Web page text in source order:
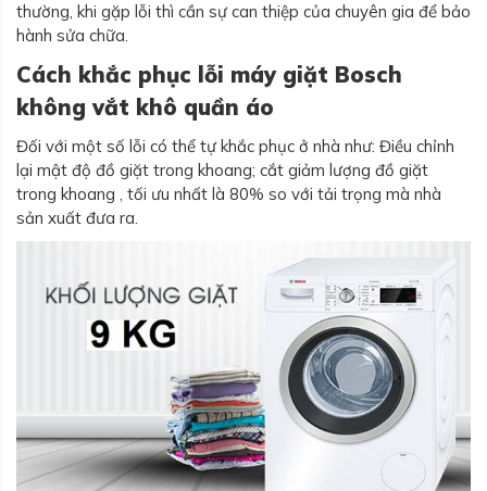
thường, khi gặp lỗi thì cần sự can thiệp của chuyên gia để bảo
hành sửa chữa.
Cách khắc phục lỗi máy giặt Bosch
không vắt khô quần áo
Đối với một số lỗi có thể tự khắc phục ở nhà như: Điều chỉnh
lại mật độ đồ giặt trong khoang; cắt giảm lượng đồ giặt
trong khoang , tối ưu nhất là 80% so với tải trọng mà nhà
sản xuất đưa ra.